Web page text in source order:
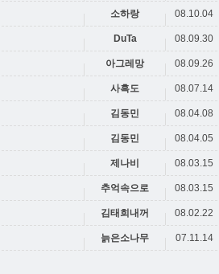
소하랑 08.10.04
DuTa 08.09.30
아그레망 08.09.26
사흑도 08.07.14
김동민 08.04.08
김동민 08.04.05
제나비 08.03.15
추억속으로 08.03.15
김태희내꺼 08.02.22
늙은소나무 07.11.14